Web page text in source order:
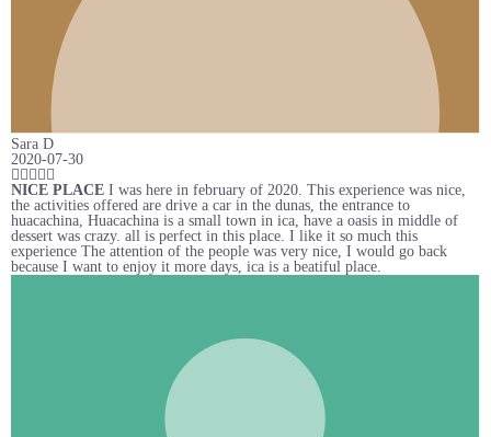
Sara D
2020-07-30
NICE PLACE I was here in february of 2020. This experience was nice,
the activities offered are drive a car in the dunas, the entrance to
huacachina, Huacachina is a small town in ica, have a oasis in middle of
dessert was crazy. all is perfect in this place. I like it so much this
experience The attention of the people was very nice, I would go back
because I want to enjoy it more days, ica is a beatiful place.